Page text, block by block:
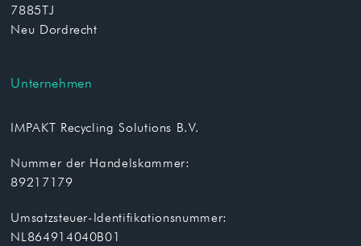
7885TJ
Neu Dordrecht
Unternehmen
IMPAKT Recycling Solutions B.V.
Nummer der Handelskammer:
89217179
Umsatzsteuer-Identifikationsnummer:
NL864914040B01